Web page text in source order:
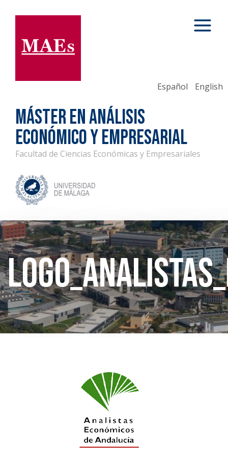
Español English
MÁSTER EN ANÁLISIS
ECONÓMICO Y EMPRESARIAL
Facultad de Ciencias Económicas y Empresariales